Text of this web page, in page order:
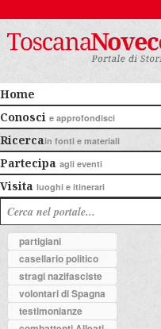
Home
Conosci e approfondisci
Ricercain fonti e materiali
Partecipa agli eventi
Visita luoghi e itinerari
partigiani
casellario politico
stragi nazifasciste
volontari di Spagna
testimonianze